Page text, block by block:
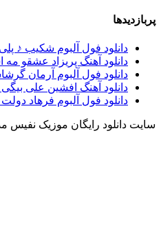
پربازدیدها
دانلود فول آلبوم شکیب ♪
دانلود آهنگ پریزاد عشقو
دانلود فول آلبوم آرمان
دانلود آهنگ افشین علی
دانلود فول آلبوم فرهاد
سایت دانلود رایگان موزیک نفیس